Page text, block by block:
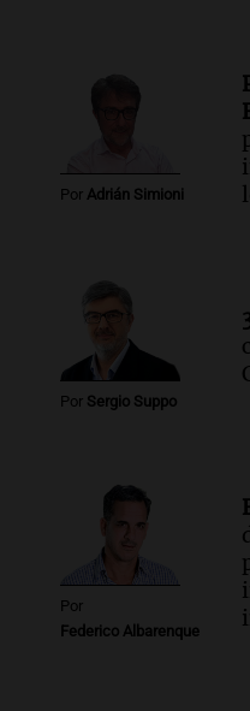
Viva la Radio
Episodios
Luciano
presentar
cuestiona
Por Adrián Simioni
Por Sergio Suppo
Por
Federico Albarenque